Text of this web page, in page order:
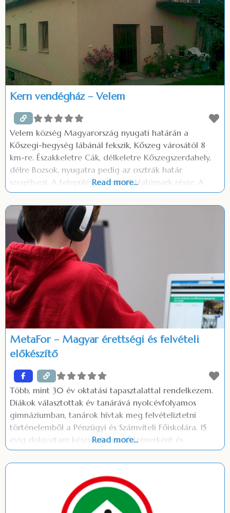
Kern vendégház – Velem
Velem község Magyarország nyugati határán a
Kőszegi-hegység lábánál fekszik, Kőszeg városától 8
km-re. Északkeletre Cák, délkeletre Kőszegszerdahely,
délre Bozsok, nyugatra pedig az osztrák határ
szegélyezi. A település az Írottkő Natúrpark része. A
szálláshelyen: Ingyenes parkolás Ingyenes wifi Szép
kártya elfogadás (OTP, MKB, K&H) Grill és bogrács az
udvaron
Read more...
MetaFor – Magyar érettségi és felvételi
előkészítő
Több, mint 30 év oktatási tapasztalattal rendelkezem.
Diákok választottak év tanárává nyolcévfolyamos
gimnáziumban, tanárok hívtak meg felvételiztetni
történelemből a Pénzügyi és Számviteli Főiskolára. 15
évig dolgoztam készségfejlesztő trénerként és
coachként, így mind a csoportok vezetésében, mind a
páros munkában a közoktatásban szokatlan
tapasztalatra tettem szert. Versíró emberként az
irodalommal a magyartanárok között is különösen
bensőséges viszonyt ápolok, így tapasztalatból tudom,
Read more...